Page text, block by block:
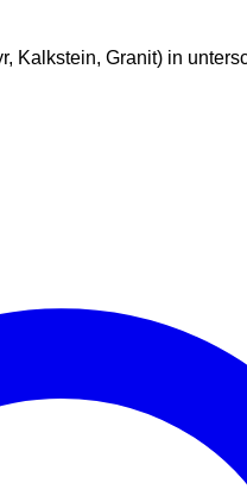
Kalkstein, Granit) in